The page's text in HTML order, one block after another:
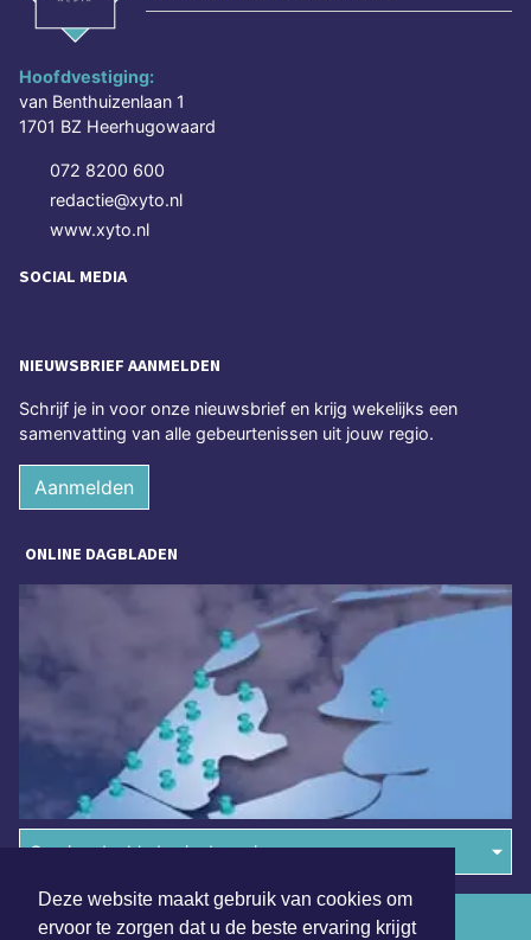
Deze website maakt gebruik van cookies om
ervoor te zorgen dat u de beste ervaring krijgt
Hoofdvestiging:
van Benthuizenlaan 1
1701 BZ Heerhugowaard
072 8200 600
redactie@xyto.nl
www.xyto.nl
SOCIAL MEDIA
NIEUWSBRIEF AANMELDEN
Schrijf je in voor onze nieuwsbrief en krijg wekelijks een
samenvatting van alle gebeurtenissen uit jouw regio.
Aanmelden
ONLINE DAGBLADEN
Overige dagbladen in de regio
Algemene voorwaarden